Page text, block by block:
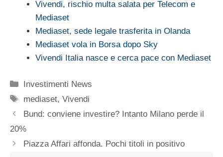
Vivendi, rischio multa salata per Telecom e
Mediaset
Mediaset, sede legale trasferita in Olanda
Mediaset vola in Borsa dopo Sky
Vivendi Italia nasce e cerca pace con Mediaset
Categorie
Investimenti News
Tag
mediaset,Vivendi
Bund: conviene investire? Intanto Milano perde il
20%
Piazza Affari affonda. Pochi titoli in positivo